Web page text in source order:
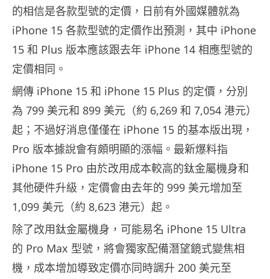
的相信是各款型號的定價，日前有外國媒體就為
iPhone 15 各款型號的定價作出預測，其中 iPhone
15 和 Plus 版本應該跟去年 iPhone 14 相應型號的
定價相同。
網傳 iPhone 15 和 iPhone 15 Plus 的定價，分別
為 799 美元和 899 美元（約 6,269 和 7,054 港元）
起；不過好消息僅僅在 iPhone 15 的基本版出現，
Pro 版本據說會有頗明顯的漲幅。最新爆料指
iPhone 15 Pro 由於改用成本較高的鈦金屬機身和
其他硬件升級，定價會由去年的 999 美元增加至
1,099 美元（約 8,623 港元）起。
除了改用鈦金屬機身，可能易名 iPhone 15 Ultra
的 Pro Max 型號，將會獨家配備潛望鏡式變焦相
機，成本增加導致定價亦同時調升 200 美元至